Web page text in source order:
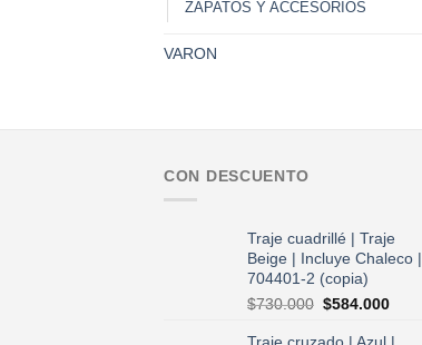
ZAPATOS Y ACCESORIOS
VARON
CON DESCUENTO
Traje cuadrillé | Traje
Beige | Incluye Chaleco |
704401-2 (copia)
$730.000 El
$584.000El